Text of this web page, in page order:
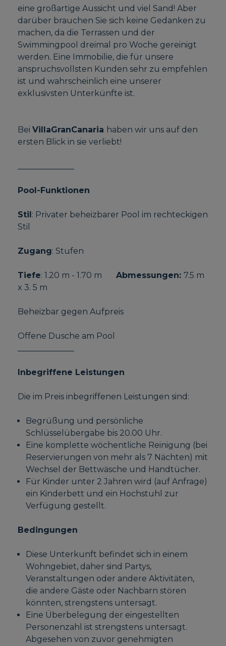
eine großartige Aussicht und viel Sand! Aber
darüber brauchen Sie sich keine Gedanken zu
machen, da die Terrassen und der
Swimmingpool dreimal pro Woche gereinigt
werden. Eine Immobilie, die für unsere
anspruchsvollsten Kunden sehr zu empfehlen
ist und wahrscheinlich eine unserer
exklusivsten Unterkünfte ist.
BeiVillaGranCanaria haben wir uns auf den
ersten Blick in sie verliebt!
Pool-Funktionen
Stil : Privater beheizbarer Pool im rechteckigen
Stil
Zugang: Stufen
Tiefe: 1.20 m - 1.70 mAbmessungen: 7.5 m
x 3. 5 m
Beheizbar gegen Aufpreis
Offene Dusche am Pool
Inbegriffene Leistungen
Die im Preis inbegriffenen Leistungen sind:
Begrüßung und persönliche
Schlüsselübergabe bis 20.00 Uhr.
Eine komplette wöchentliche Reinigung (bei
Reservierungen von mehr als 7 Nächten) mit
Wechsel der Bettwäsche und Handtücher.
Für Kinder unter 2 Jahren wird (auf Anfrage)
ein Kinderbett und ein Hochstuhl zur
Verfügung gestellt.
Bedingungen
Diese Unterkunft befindet sich in einem
Wohngebiet, daher sind Partys,
Veranstaltungen oder andere Aktivitäten,
die andere Gäste oder Nachbarn stören
könnten, strengstens untersagt.
Eine Überbelegung der eingestellten
Personenzahl ist strengstens untersagt.
Abgesehen von zuvor genehmigten